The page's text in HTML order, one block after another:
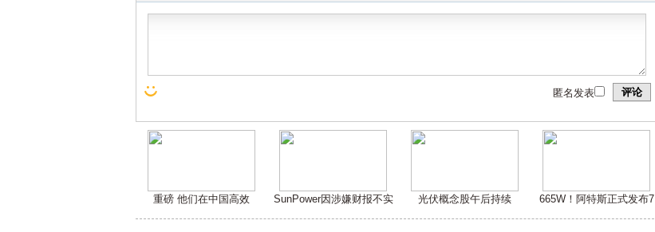
评论
匿名发表
重磅 他们在中国高效 SunPower因涉嫌财报不实 光伏概念股午后持续 665W！阿特斯正式发布7